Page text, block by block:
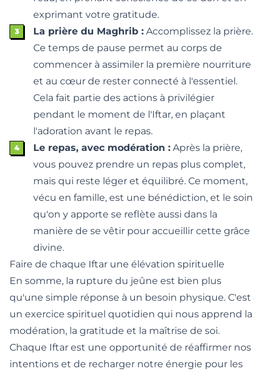
exprimant votre gratitude.
La prière du Maghrib : Accomplissez la prière.
Ce temps de pause permet au corps de
commencer à assimiler la première nourriture
et au cœur de rester connecté à l'essentiel.
Cela fait partie des actions à privilégier
pendant le moment de l'Iftar, en plaçant
l'adoration avant le repas.
Le repas, avec modération : Après la prière,
vous pouvez prendre un repas plus complet,
mais qui reste léger et équilibré. Ce moment,
vécu en famille, est une bénédiction, et le soin
qu'on y apporte se reflète aussi dans la
manière de se vêtir pour accueillir cette grâce
divine.
Faire de chaque Iftar une élévation spirituelle
En somme, la rupture du jeûne est bien plus
qu'une simple réponse à un besoin physique. C'est
un exercice spirituel quotidien qui nous apprend la
modération, la gratitude et la maîtrise de soi.
Chaque Iftar est une opportunité de réaffirmer nos
intentions et de recharger notre énergie pour les